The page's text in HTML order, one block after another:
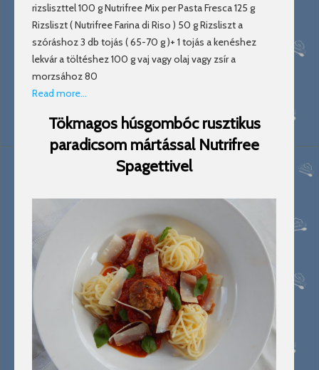
rizsliszttel 100 g Nutrifree Mix per Pasta Fresca 125 g
Rizsliszt ( Nutrifree Farina di Riso ) 50 g Rizsliszt a
szóráshoz 3 db tojás ( 65-70 g )+ 1 tojás a kenéshez
lekvár a töltéshez 100 g vaj vagy olaj vagy zsír a
morzsához 80
Read more…
Tökmagos húsgombóc rusztikus
paradicsom mártással Nutrifree
Spagettivel